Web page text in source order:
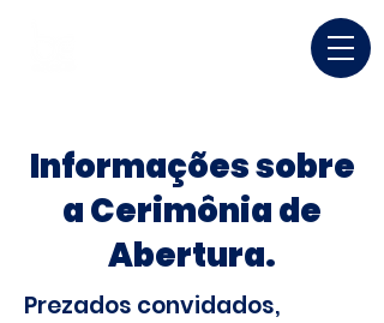
Informações sobre
a Cerimônia de
Abertura.
Prezados convidados,